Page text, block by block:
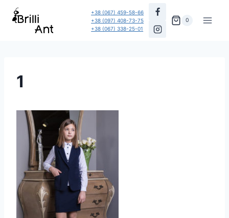
Перейти
+38 (067) 459-58-66
+38 (097) 408-73-75
+38 (067) 338-25-01
0
1